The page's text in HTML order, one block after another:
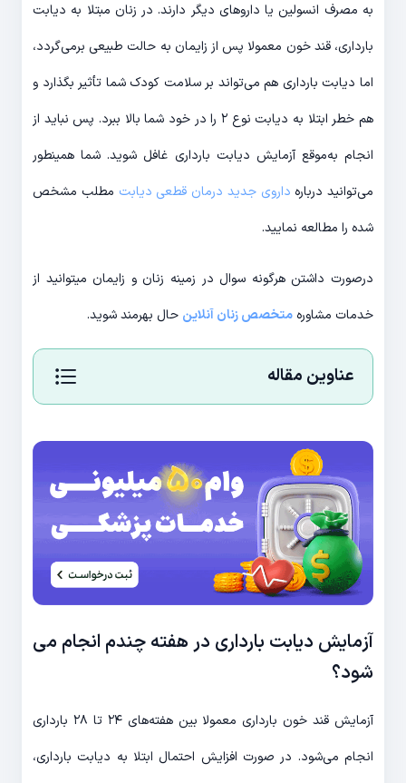
به مصرف انسولین یا داروهای دیگر دارند. در زنان مبتلا به دیابت
بارداری، قند خون معمولا پس از زایمان به حالت طبیعی برمی‌گردد،
اما دیابت بارداری هم می‌تواند بر سلامت کودک شما تأثیر بگذارد و
هم خطر ابتلا به دیابت نوع ۲ را در خود شما بالا ببرد. پس نباید از
انجام به‌موقع آزمایش دیابت بارداری غافل شوید. شما همینطور
می‌توانید درباره داروی جدید درمان قطعی دیابت مطلب مشخص
شده را مطالعه نمایید.
درصورت داشتن هرگونه سوال در زمینه زنان و زایمان میتوانید از
خدمات مشاوره متخصص زنان آنلاین حال بهرمند شوید.
عناوین مقاله
آزمایش دیابت بارداری در هفته چندم انجام می
شود؟
آزمایش قند خون بارداری معمولا بین هفته‌های ۲۴ تا ۲۸ بارداری
انجام می‌شود. در صورت افزایش احتمال ابتلا به دیابت بارداری،